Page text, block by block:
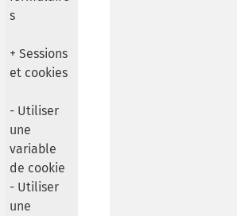
s
+ Sessions
et cookies
- Utiliser
une
variable
de cookie
- Utiliser
une